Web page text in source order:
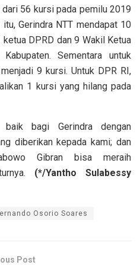
56 kursi pada pemilu 2019
Gerindra NTT mendapat 10
DPRD dan 9 Wakil Ketua
Sementara untuk
9 kursi. Untuk DPR RI,
1 kursi yang hilang pada
bagi Gerindra dengan
diberikan kepada kami; dan
Gibran bisa meraih
(*/Yantho Sulabessy
Osorio Soares
Post